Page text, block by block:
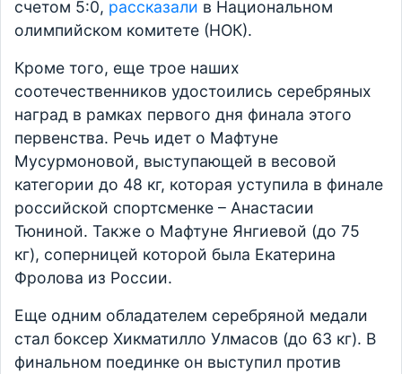
счетом 5:0, рассказали в Национальном
олимпийском комитете (НОК).
Кроме того, еще трое наших
соотечественников удостоились серебряных
наград в рамках первого дня финала этого
первенства. Речь идет о Мафтуне
Мусурмоновой, выступающей в весовой
категории до 48 кг, которая уступила в финале
российской спортсменке – Анастасии
Тюниной. Также о Мафтуне Янгиевой (до 75
кг), соперницей которой была Екатерина
Фролова из России.
Еще одним обладателем серебряной медали
стал боксер Хикматилло Улмасов (до 63 кг). В
финальном поединке он выступил против